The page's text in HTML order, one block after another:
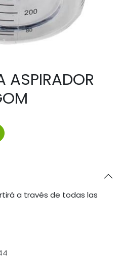
ASPIRADOR
a través de todas las